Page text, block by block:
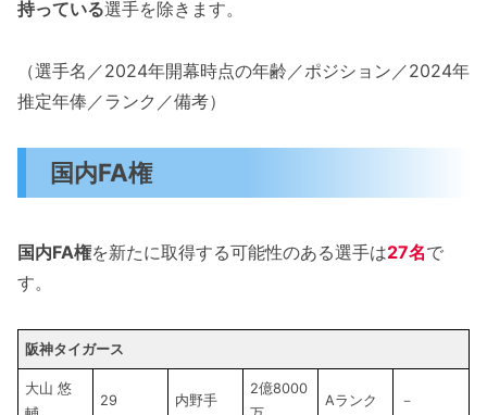
持っている選手を除きます。
（選手名／2024年開幕時点の年齢／ポジション／2024年
推定年俸／ランク／備考）
国内FA権
国内FA権を新たに取得する可能性のある選手は27名で
す。
阪神タイガース
大山 悠
29 内野手
2億8000
Aランク －